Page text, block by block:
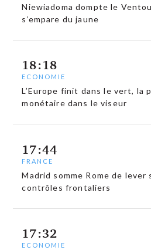
Niewiadoma dompte le
s’empare du jaune
18:18
ECONOMIE
L’Europe finit dans le vert, la
monétaire dans le viseur
17:44
FRANCE
Madrid somme Rome de lever
contrôles frontaliers
17:32
ECONOMIE